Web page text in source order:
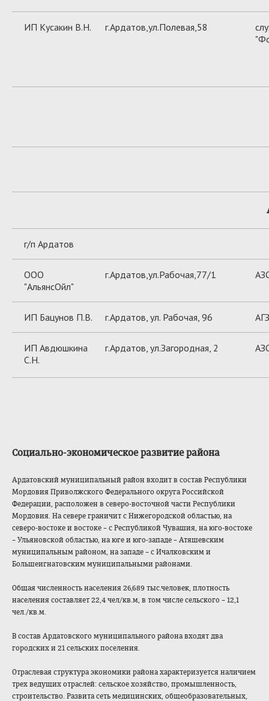
ИП Кусакин В.Н. г.Ардатов,ул.Полевая,58
г/п Ардатов
ООО
"АльянсОйл"
г.Ардатов,ул.Рабочая,77/1
ИП Бацунов П.В. г.Ардатов, ул. Рабочая, 96
ИП Авдюшкина
С.Н.
г.Ардатов, ул.Загородная, 2
Социально-экономическое развитие района
Ардатовский муниципальный район входит в состав Республики
Мордовия Приволжского Федерального округа Российской
Федерации, расположен в северо-восточной части Республики
Мордовия. На севере граничит с Нижегородской областью, на
северо-востоке и востоке – с Республикой Чувашия, на юго-востоке
– Ульяновской областью, на юге и юго-западе – Атяшевским
муниципальным районом, на западе – с Ичалковским и
Большеигнатовским муниципальными районами.
Общая численность населения 26,689 тыс.человек, плотность
населения составляет 22,4 чел/кв.м, в том числе сельского – 12,1
чел./кв.м.
В состав Ардатовского муниципального района входят два
городских и 21 сельских поселения.
Отраслевая структура экономики района характеризуется наличием
трех ведущих отраслей: сельское хозяйство, промышленность,
строительство. Развита сеть медицинских, общеобразовательных,